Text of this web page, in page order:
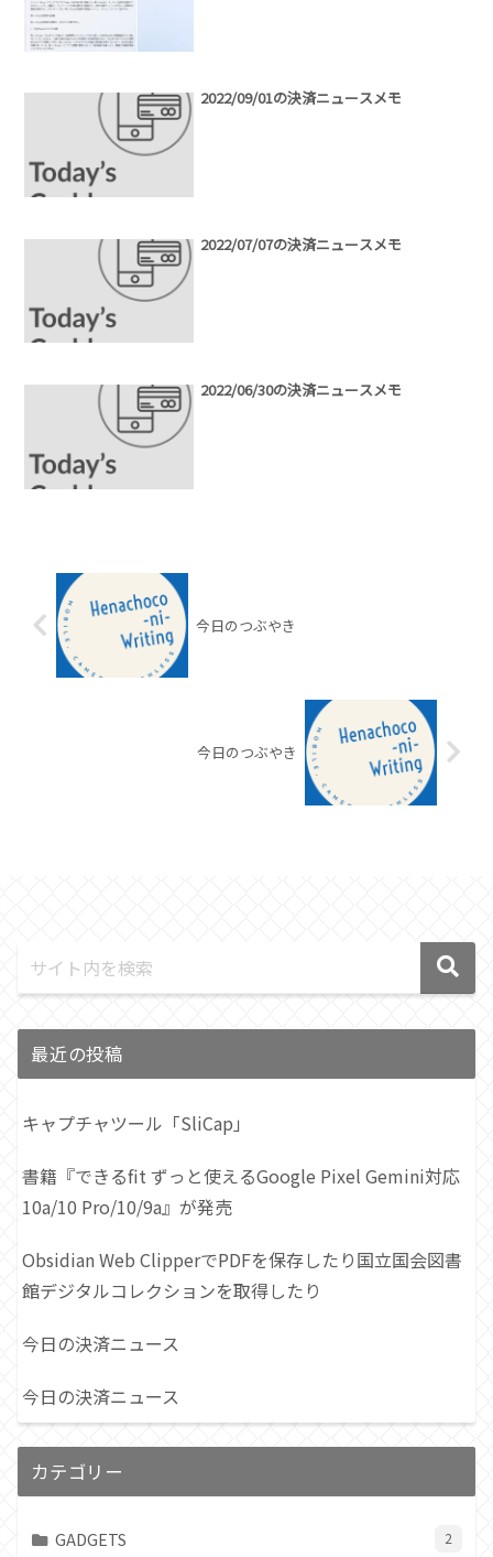
2022/09/01の決済ニュースメモ
2022/07/07の決済ニュースメモ
2022/06/30の決済ニュースメモ
今日のつぶやき
今日のつぶやき
最近の投稿
キャプチャツール「SliCap」
書籍『できるfit ずっと使えるGoogle Pixel Gemini対応
10a/10 Pro/10/9a』が発売
Obsidian Web ClipperでPDFを保存したり国立国会図書
館デジタルコレクションを取得したり
今日の決済ニュース
今日の決済ニュース
カテゴリー
GADGETS 2